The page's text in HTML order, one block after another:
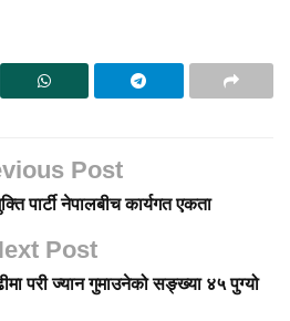
Post
पार्टी नेपालबीच कार्यगत एकता
Post
परी ज्यान गुमाउनेको सङ्ख्या ४५ पुग्यो